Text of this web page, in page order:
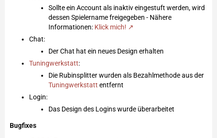
Sollte ein Account als inaktiv eingestuft werden, wird
dessen Spielername freigegeben - Nähere
Informationen: Klick mich!
Chat:
Der Chat hat ein neues Design erhalten
Tuningwerkstatt:
Die Rubinsplitter wurden als Bezahlmethode aus der
Tuningwerkstatt entfernt
Login:
Das Design des Logins wurde überarbeitet
Bugfixes